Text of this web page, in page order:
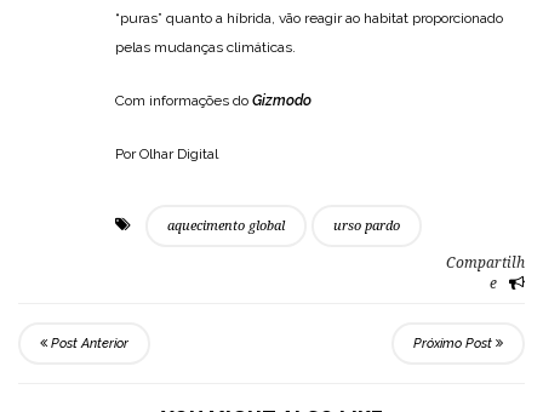
“puras” quanto a híbrida, vão reagir ao habitat proporcionado
pelas mudanças climáticas.
Com informações do Gizmodo
Por Olhar Digital
aquecimento global urso pardo
Compartilh
e
Post Anterior Próximo Post